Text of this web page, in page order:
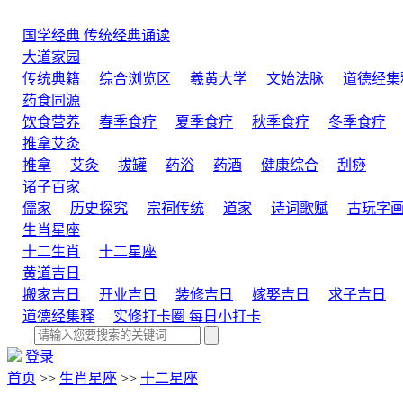
国学经典 传统经典诵读
大道家园
传统典籍
综合浏览区 羲黄大学 文始法脉
道德经集
药食同源
饮食营养
春季食疗 夏季食疗 秋季食疗 冬季食疗
推拿艾灸
推拿
艾灸 拔罐 药浴 药酒 健康综合
刮痧
诸子百家
儒家
历史探究 宗祠传统 道家 诗词歌赋 古玩字画
生肖星座
十二生肖
十二星座
黄道吉日
搬家吉日
开业吉日 装修吉日 嫁娶吉日
求子吉日
道德经集释
实修打卡圈 每日小打卡
登录
首页 >> 生肖星座 >> 十二星座